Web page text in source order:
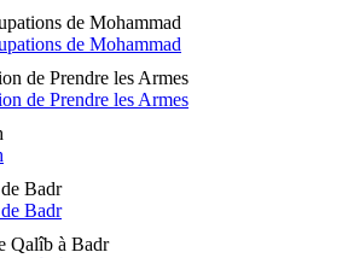
de Mohammad
de Mohammad
de Prendre les Armes
de Prendre les Armes
Badr
Badr
Qalîb à Badr